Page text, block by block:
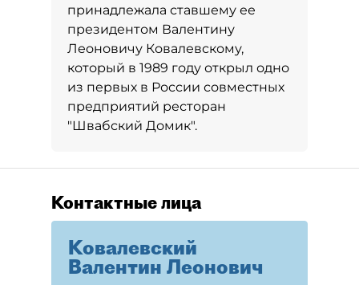
принадлежала ставшему ее
президентом Валентину
Леоновичу Ковалевскому,
который в 1989 году открыл одно
из первых в России совместных
предприятий ресторан
"Швабский Домик".
Контактные лица
Ковалевский
Валентин Леонович